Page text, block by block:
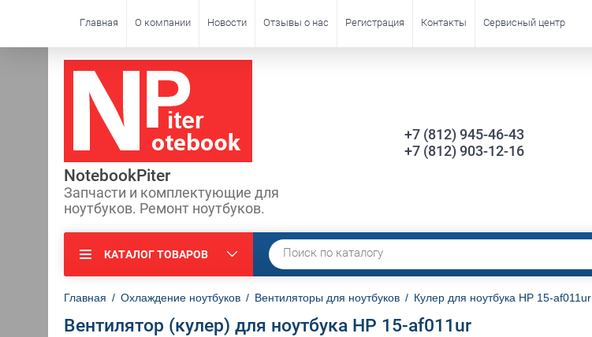
Главная О компании Новости Отзывы о нас Регистрация Контакты Сервисный центр
NotebookPiter
Запчасти и комплектующие для
ноутбуков. Ремонт ноутбуков.
+7 (812) 945-46-43
+7 (812) 903-12-16
КАТАЛОГ ТОВАРОВ
Главная / Охлаждение ноутбуков / Вентиляторы для ноутбуков / Кулер для ноутбука HP 15-af011ur
Вентилятор (кулер) для ноутбука HP 15-af011ur